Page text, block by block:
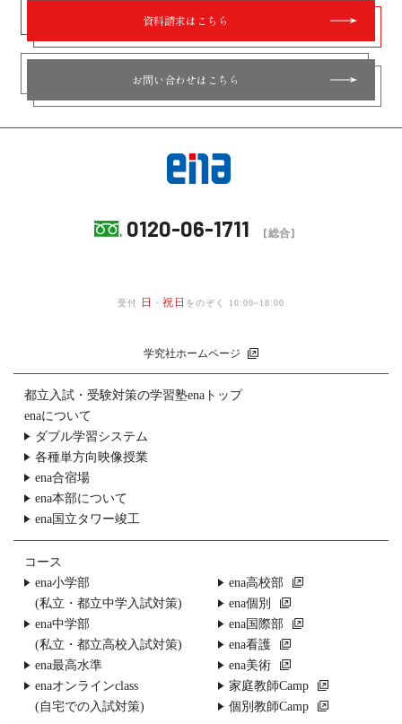
資料請求はこちら
お問い合わせはこちら
0120-06-1711 [総合]
受付 日 ・ 祝日 をのぞく 10:00~18:00
学究社ホームページ
都立入試・受験対策の学習塾enaトップ
enaについて
ダブル学習システム
各種単方向映像授業
ena合宿場
ena本部について
ena国立タワー竣工
コース
ena小学部
(私立・都立中学入試対策)
ena中学部
(私立・都立高校入試対策)
ena最高水準
enaオンラインclass
(自宅での入試対策)
ena高校部
ena個別
ena国際部
ena看護
ena美術
家庭教師Camp
個別教師Camp